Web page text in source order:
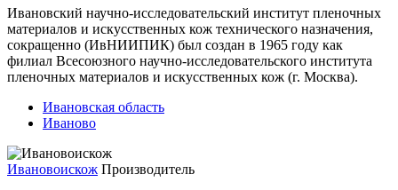
Ивановский научно-исследовательский институт пленочных
материалов и искусственных кож технического назначения,
сокращенно (ИвНИИПИК) был создан в 1965 году как
филиал Всесоюзного научно-исследовательского института
пленочных материалов и искусственных кож (г. Москва).
Ивановская область
Иваново
Ивановоискож Производитель